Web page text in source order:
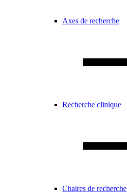
Axes de recherche
Recherche clinique
Chaires de recherche